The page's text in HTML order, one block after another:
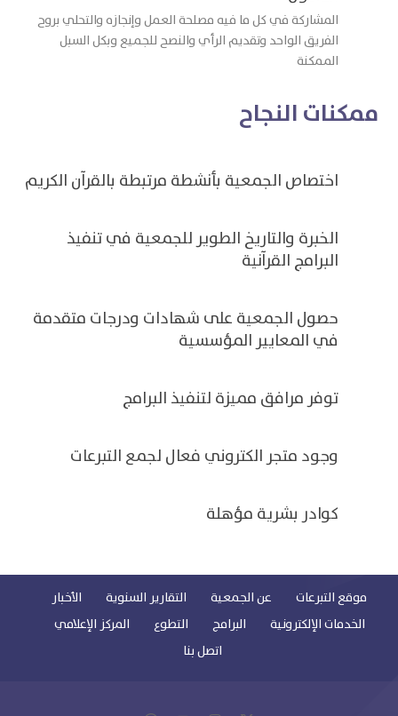
المشاركة في كل ما فيه مصلحة العمل وإنجازه والتحلي بروح
الفريق الواحد وتقديم الرأيوالنصح للجميع وبكل السبل
الممكنة
ممكنات النجاح
اختصاص الجمعية بأنشطة مرتبطة بالقرآن الكريم
الخبرة والتاريخ الطوير للجمعية في تنفيذ
البرامج القرآنية
حصول الجمعية على شهادات ودرجات متقدمة
في المعايير المؤسسية
توفر مرافق مميزة لتنفيذ البرامج
وجود متجر الكتروني فعال لجمع التبرعات
كوادر بشرية مؤهلة
موقع التبرعات عن الجمعية التقارير السنوية
الأخبار
الخدمات الإلكترونية
البرامج التطوع
المركز الإعلامي
اتصل بنا